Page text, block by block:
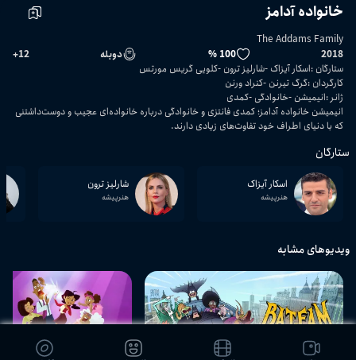
خانواده آدامز
The Addams Family
2018
100 % دوبله 12
+
ستارگان :اسکار آیزاک شارلیز ترون کلویی گریس مورتس
کارگردان :گرگ تیرنن کنراد ورنن
ژانر :انیمیشن خانوادگی کمدی
انیمیشن خانواده آدامز؛ کمدی فانتزی و خانوادگی درباره خانواده‌ای عجیب و دوست‌داشتنی
که با دنیای اطراف خود تفاوت‌های زیادی دارند.
ستارگان
اسکار آیزاک
هنرپیشه
شارلیز ترون
هنرپیشه
ویدیوهای مشابه